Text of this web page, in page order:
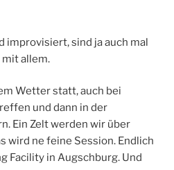
improvisiert, sind ja auch mal
allem.
Wetter statt, auch bei
und dann in der
Ein Zelt werden wir über
wird ne feine Session. Endlich
Facility in Augschburg. Und